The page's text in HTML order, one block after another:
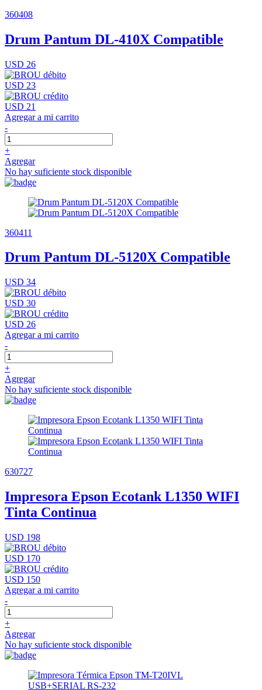
360408
Drum Pantum DL-410X Compatible
USD 26
USD 23
USD 21
Agregar a mi carrito
-
+
Agregar
No hay suficiente stock disponible
360411
Drum Pantum DL-5120X Compatible
USD 34
USD 30
USD 26
Agregar a mi carrito
-
+
Agregar
No hay suficiente stock disponible
630727
Impresora Epson Ecotank L1350 WIFI
Tinta Continua
USD 198
USD 170
USD 150
Agregar a mi carrito
-
+
Agregar
No hay suficiente stock disponible